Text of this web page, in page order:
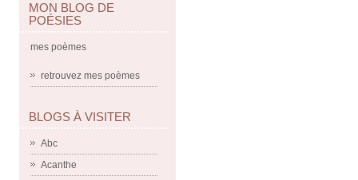
MON BLOG DE
POÉSIES
mes poèmes
retrouvez mes poèmes
BLOGS À VISITER
Abc
Acanthe